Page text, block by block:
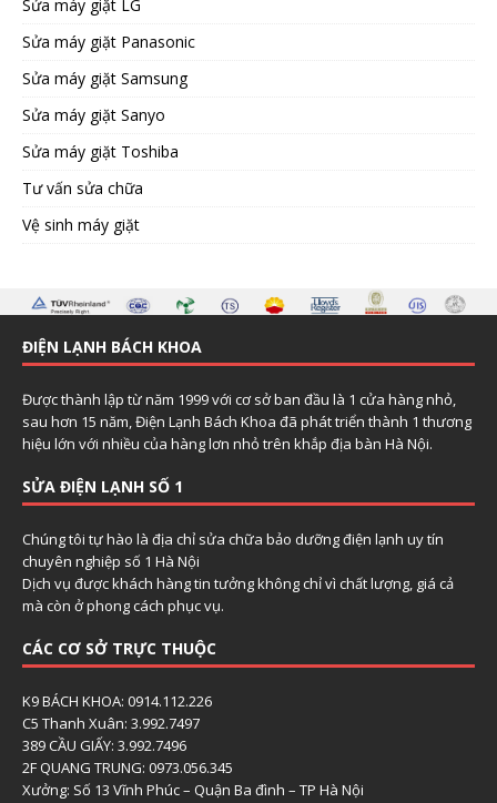
Sửa máy giặt LG
Sửa máy giặt Panasonic
Sửa máy giặt Samsung
Sửa máy giặt Sanyo
Sửa máy giặt Toshiba
Tư vấn sửa chữa
Vệ sinh máy giặt
ĐIỆN LẠNH BÁCH KHOA
Được thành lập từ năm 1999 với cơ sở ban đầu là 1 cửa hàng nhỏ,
sau hơn 15 năm, Điện Lạnh Bách Khoa đã phát triển thành 1 thương
hiệu lớn với nhiều của hàng lơn nhỏ trên khắp địa bàn Hà Nội.
SỬA ĐIỆN LẠNH SỐ 1
Chúng tôi tự hào là địa chỉ sửa chữa bảo dưỡng điện lạnh uy tín
chuyên nghiệp số 1 Hà Nội
Dịch vụ được khách hàng tin tưởng không chỉ vì chất lượng, giá cả
mà còn ở phong cách phục vụ.
CÁC CƠ SỞ TRỰC THUỘC
K9 BÁCH KHOA: 0914.112.226
C5 Thanh Xuân: 3.992.7497
389 CẦU GIẤY: 3.992.7496
2F QUANG TRUNG: 0973.056.345
Xưởng: Số 13 Vĩnh Phúc – Quận Ba đình – TP Hà Nội